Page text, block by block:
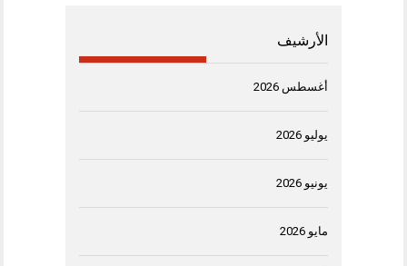
الأرشيف
أغسطس 2026
يوليو 2026
يونيو 2026
مايو 2026